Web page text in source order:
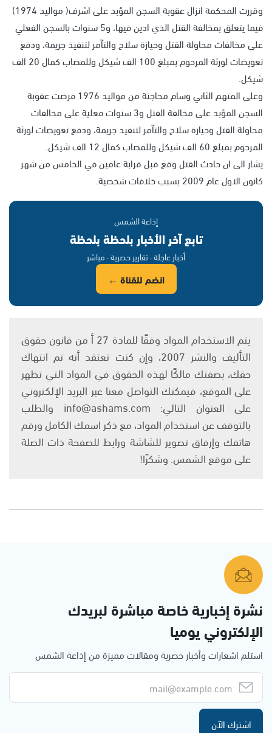
وقررت المحكمة انزال عقوبة السجن المؤبد على اشرف( مواليد 1974)
فيما يتعلق بمخالفة القتل الذي ادين فيها، و5 سنوات بالسجن الفعلي
على مخالفات محاولة القتل وحيازة سلاح والتآمر لتنفيذ جريمة، ودفع
تعويضات لورثة المرحوم بمبلغ 100 الف شيكل وللمصاب كمال 20 الف
شيكل.
وعلى المتهم الثاني وسام محاجنة من مواليد 1976 فرضت عقوبة
السجن المؤبد على مخالفة القتل و3 سنوات فعلية على مخالفات
محاولة القتل وحيازة سلاح والتآمر لتنفيذ جريمة، ودفع تعويضات لورثة
المرحوم بمبلغ 60 الف شيكل وللمصاب كمال 12 الف شيكل.
يشار الى ان حادث القتل وقع قبل قرابة عامين في الخامس من شهر
كانون الاول عام 2009 بسبب خلافات شخصية.
إذاعة الشمس
تابع آخر الأخبار بلحظة بلحظة
أخبار عاجلة · تقارير حصرية · مباشر
انضم للقناة ←
يتم الاستخدام المواد وفقًا للمادة 27 أ من قانون حقوق
التأليف والنشر 2007، وإن كنت تعتقد أنه تم انتهاك
حقك، بصفتك مالكًا لهذه الحقوق في المواد التي تظهر
على الموقع، فيمكنك التواصل معنا عبر البريد الإلكتروني
على العنوان التالي: info@ashams.com والطلب
بالتوقف عن استخدام المواد، مع ذكر اسمك الكامل ورقم
هاتفك وإرفاق تصوير للشاشة ورابط للصفحة ذات الصلة
على موقع الشمس. وشكرًا!
نشرة إخبارية خاصة مباشرة لبريدك
الإلكتروني يوميا
استلم اشعارات وأخبار حصرية ومقالات مميزة من إذاعة الشمس
اشترك الآن